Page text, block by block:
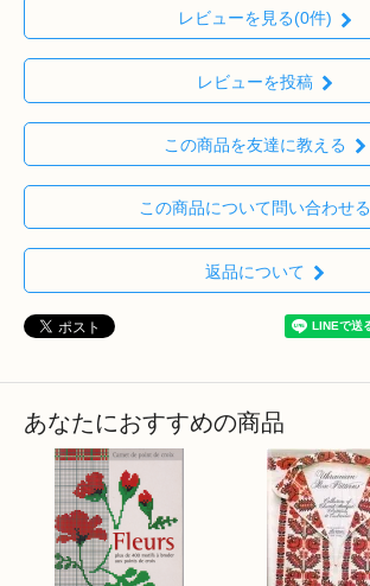
レビューを見る(0件)
レビューを投稿
この商品を友達に教える
この商品について問い合わせる
返品について
あなたにおすすめの商品